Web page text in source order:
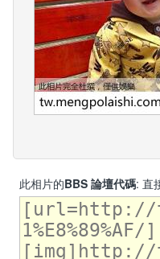
此相片的BBS 論壇代碼: 直